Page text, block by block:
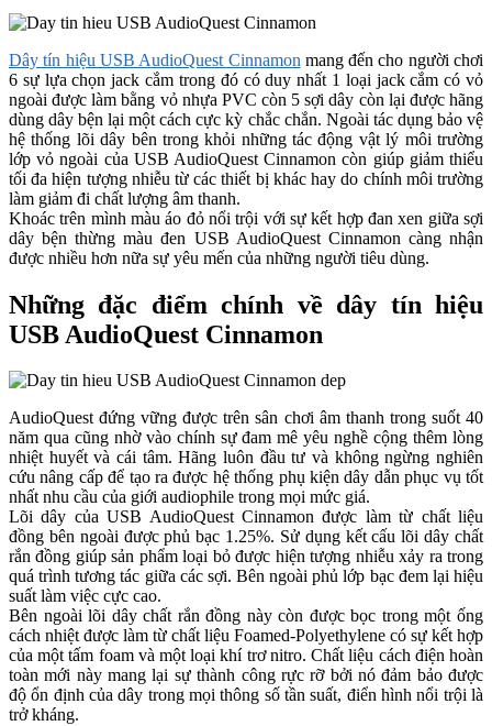
Dây tín hiệu USB AudioQuest Cinnamon mang đến cho người chơi
6 sự lựa chọn jack cắm trong đó có duy nhất 1 loại jack cắm có vỏ
ngoài được làm bằng vỏ nhựa PVC còn 5 sợi dây còn lại được hãng
dùng dây bện lại một cách cực kỳ chắc chắn. Ngoài tác dụng bảo vệ
hệ thống lõi dây bên trong khỏi những tác động vật lý môi trường
lớp vỏ ngoài của USB AudioQuest Cinnamon còn giúp giảm thiểu
tối đa hiện tượng nhiễu từ các thiết bị khác hay do chính môi trường
làm giảm đi chất lượng âm thanh.
Khoác trên mình màu áo đỏ nổi trội với sự kết hợp đan xen giữa sợi
dây bện thừng màu đen USB AudioQuest Cinnamon càng nhận
được nhiều hơn nữa sự yêu mến của những người tiêu dùng.
Những đặc điểm chính về dây tín hiệu
USB AudioQuest Cinnamon
AudioQuest đứng vững được trên sân chơi âm thanh trong suốt 40
năm qua cũng nhờ vào chính sự đam mê yêu nghề cộng thêm lòng
nhiệt huyết và cái tâm. Hãng luôn đầu tư và không ngừng nghiên
cứu nâng cấp để tạo ra được hệ thống phụ kiện dây dẫn phục vụ tốt
nhất nhu cầu của giới audiophile trong mọi mức giá.
Lõi dây của USB AudioQuest Cinnamon được làm từ chất liệu
đồng bên ngoài được phủ bạc 1.25%. Sử dụng kết cấu lõi dây chất
rắn đồng giúp sản phẩm loại bỏ được hiện tượng nhiễu xảy ra trong
quá trình tương tác giữa các sợi. Bên ngoài phủ lớp bạc đem lại hiệu
suất làm việc cực cao.
Bên ngoài lõi dây chất rắn đồng này còn được bọc trong một ống
cách nhiệt được làm từ chất liệu Foamed-Polyethylene có sự kết hợp
của một tấm foam và một loại khí trơ nitro. Chất liệu cách điện hoàn
toàn mới này mang lại sự thành công rực rỡ bởi nó đảm bảo được
độ ổn định của dây trong mọi thông số tần suất, điển hình nổi trội là
trở kháng.